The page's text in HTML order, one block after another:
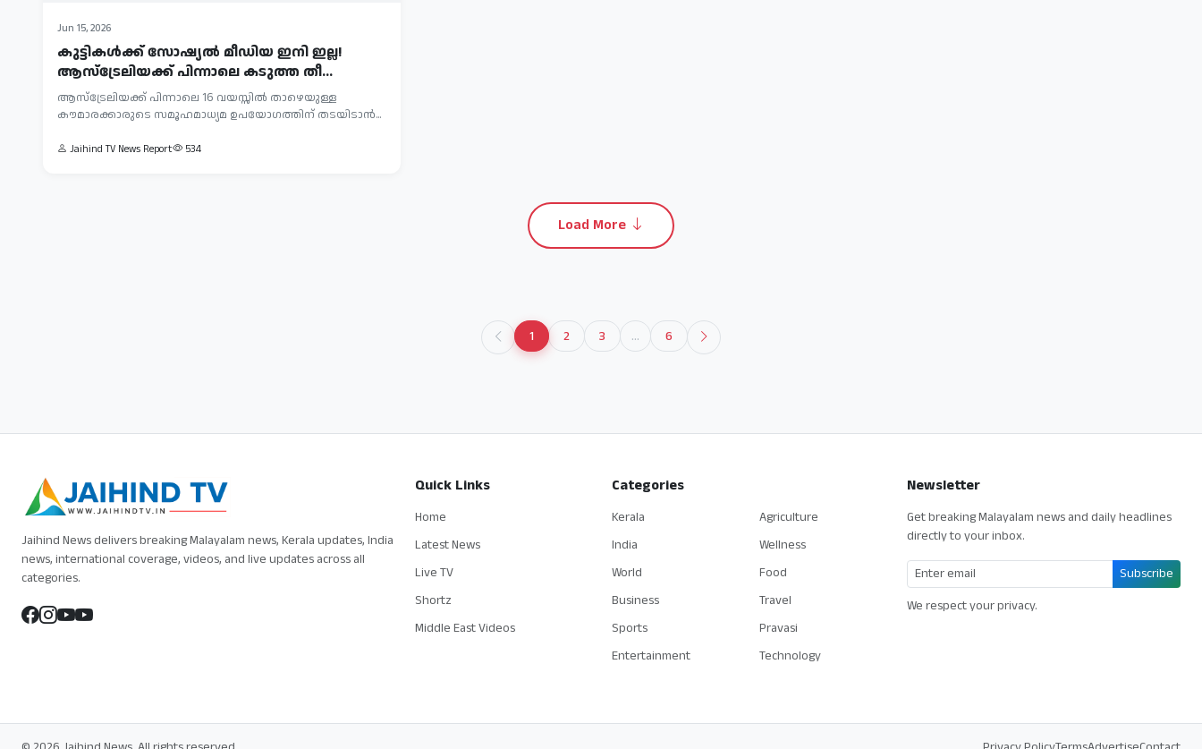
Jun 15, 2026
കുട്ടികൾക്ക് സോഷ്യൽ മീഡിയ ഇനി ഇല്ല!
ആസ്‌ട്രേലിയക്ക് പിന്നാലെ കടുത്ത തീ...
ആസ്‌ട്രേലിയക്ക് പിന്നാലെ 16 വയസ്സിൽ താഴെയുള്ള
കൗമാരക്കാരുടെ സമൂഹമാധ്യമ ഉപയോഗത്തിന് തടയിടാൻ...
Jaihind TV News Report 534
Load More
1 2 3 ... 6
Jaihind News delivers breaking Malayalam news, Kerala updates, India
news, international coverage, videos, and live updates across all
categories.
Quick Links
Home
Latest News
Live TV
Shortz
Middle East Videos
Categories
Kerala
India
World
Business
Sports
Entertainment
Agriculture
Wellness
Food
Travel
Pravasi
Technology
Newsletter
Get breaking Malayalam news and daily headlines
directly to your inbox.
Subscribe
We respect your privacy.